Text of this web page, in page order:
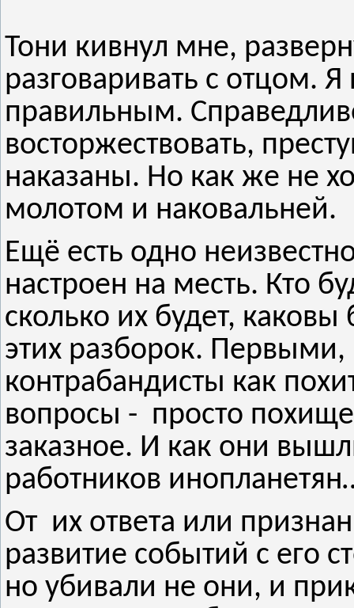
Тони кивнул мне,
разговаривать с отцом.
правильным.
восторжествовать,
наказаны. Но как же не
молотом и наковальней.
Ещё есть одно
настроен на месть. Кто
сколько их будет,
этих разборок. Первыми,
контрабандисты как
вопросы - просто
заказное. И как они
работников
От их ответа или
развитие событий с его
но убивали не они, и